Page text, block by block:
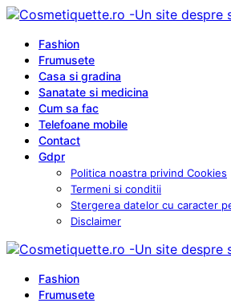
Fashion
Frumusete
Casa si gradina
Sanatate si medicina
Cum sa fac
Telefoane mobile
Contact
Gdpr
Politica noastra privind Cookies
Termeni si conditii
Stergerea datelor cu caracter
Disclaimer
Fashion
Frumusete